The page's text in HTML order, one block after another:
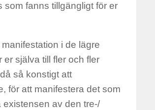
som fanns tillgängligt för er
i de lägre
själva till fler och fler
så konstigt att
för att manifestera det som
av den tre-/